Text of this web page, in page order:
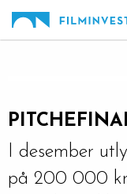
innholdet
skrift
I desember
på 200 000